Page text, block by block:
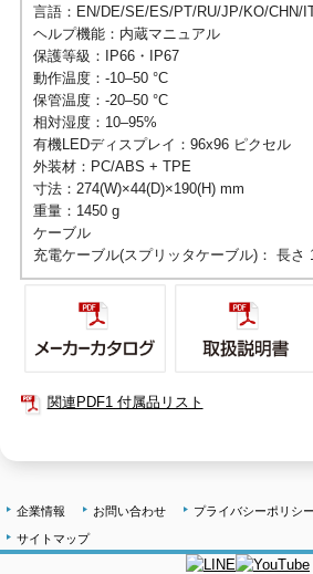
言語：EN/DE/SE/ES/PT/RU/JP/KO/CHN/
ヘルプ機能：内蔵マニュアル
保護等級：IP66・IP67
動作温度：-10–50 °C
保管温度：-20–50 °C
相対湿度：10–95%
有機LEDディスプレイ：96x96 ピクセル
外装材：PC/ABS + TPE
寸法：274(W)×44(D)×190(H) mm
重量：1450 g
ケーブル
充電ケーブル(スプリッタケーブル)： 長さ
関連PDF1 付属品リスト
企業情報 お問い合わせ プライバシーポリシー
サイトマップ